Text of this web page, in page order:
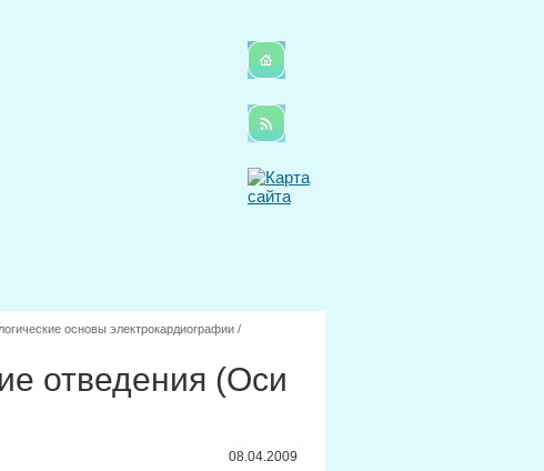
основы электрокардиографии /
отведения (Оси
08.04.2009